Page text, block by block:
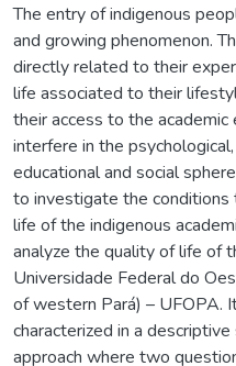
The entry of indigenous
and growing phenomenon.
directly related to their
life associated to their
their access to the academic
interfere in the
educational and social
to investigate the
life of the indigenous
analyze the quality of life of
Universidade Federal do
of western Pará) – UFOPA.
characterized in a
approach where two